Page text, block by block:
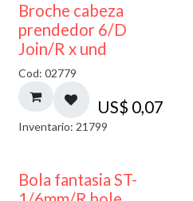
Broche cabeza
prendedor 6/D
Join/R x und
Cod: 02779
US$ 0,07
Inventario: 21799
Bola fantasia ST-